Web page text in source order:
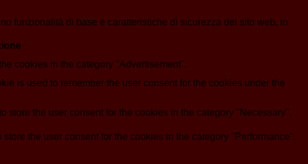
funzionalità di base e caratteristiche di sicurezza del sito web, in
cookies in the category "Advertisement".
is used to remember the user consent for the cookies under the
the user consent for the cookies in the category "Necessary".
the user consent for the cookies in the category "Performance".